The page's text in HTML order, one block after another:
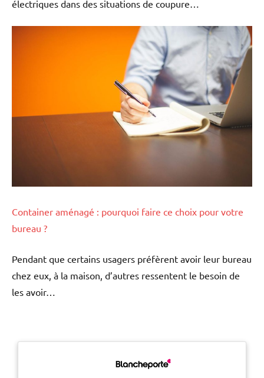
électriques dans des situations de coupure…
Container aménagé : pourquoi faire ce choix pour votre
bureau ?
Pendant que certains usagers préfèrent avoir leur bureau
chez eux, à la maison, d’autres ressentent le besoin de
les avoir…